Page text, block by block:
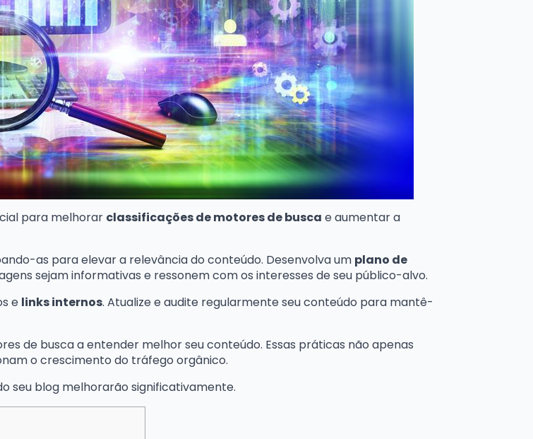
para melhorar classificações de motores de busca e aumentar a
as para elevar a relevância do conteúdo. Desenvolva um plano de
sejam informativas e ressonem com os interesses de seu público-alvo.
e links internos. Atualize e audite regularmente seu conteúdo para mantê-
de busca a entender melhor seu conteúdo. Essas práticas não apenas
o crescimento do tráfego orgânico.
seu blog melhorarão significativamente.